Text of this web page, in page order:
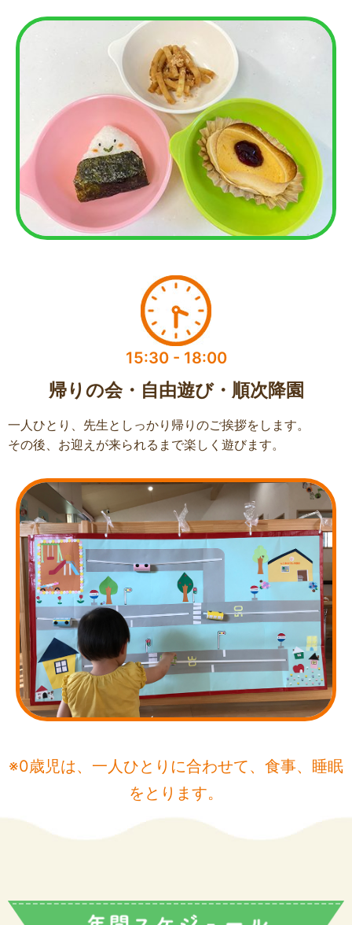
15:30 - 18:00​
帰りの会・自由遊び・順次降園​
一人ひとり、先生としっかり帰りのご挨拶をします。
その後、お迎えが来られるまで楽しく遊びます。
※0歳児は、一人ひとりに合わせて、食事、睡眠
をとります。